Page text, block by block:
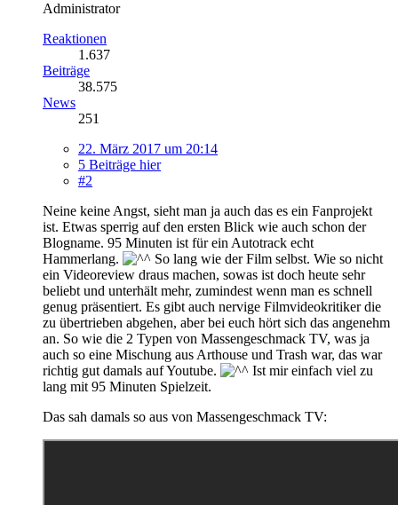
Administrator
Reaktionen
1.637
Beiträge
38.575
News
251
22. März 2017 um 20:14
5 Beiträge hier
#2
Neine keine Angst, sieht man ja auch das es ein Fanprojekt
ist. Etwas sperrig auf den ersten Blick wie auch schon der
Blogname. 95 Minuten ist für ein Autotrack echt
Hammerlang.
So lang wie der Film selbst. Wie so nicht
ein Videoreview draus machen, sowas ist doch heute sehr
beliebt und unterhält mehr, zumindest wenn man es schnell
genug präsentiert. Es gibt auch nervige Filmvideokritiker die
zu übertrieben abgehen, aber bei euch hört sich das angenehm
an. So wie die 2 Typen von Massengeschmack TV, was ja
auch so eine Mischung aus Arthouse und Trash war, das war
richtig gut damals auf Youtube.
Ist mir einfach viel zu
lang mit 95 Minuten Spielzeit.
Das sah damals so aus von Massengeschmack TV: